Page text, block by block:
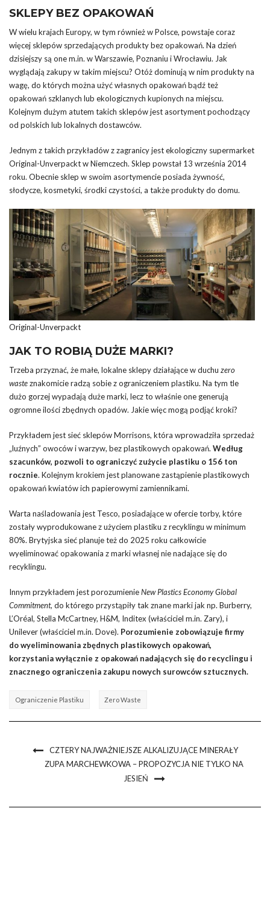
SKLEPY BEZ OPAKOWAŃ
W wielu krajach Europy, w tym również w Polsce, powstaje coraz
więcej sklepów sprzedających produkty bez opakowań. Na dzień
dzisiejszy są one m.in. w Warszawie, Poznaniu i Wrocławiu. Jak
wyglądają zakupy w takim miejscu? Otóż dominują w nim produkty na
wagę, do których można użyć własnych opakowań bądź też
opakowań szklanych lub ekologicznych kupionych na miejscu.
Kolejnym dużym atutem takich sklepów jest asortyment pochodzący
od polskich lub lokalnych dostawców.
Jednym z takich przykładów z zagranicy jest ekologiczny supermarket
Original-Unverpackt w Niemczech. Sklep powstał 13 września 2014
roku. Obecnie sklep w swoim asortymencie posiada żywność,
słodycze, kosmetyki, środki czystości, a także produkty do domu.
Original-Unverpackt
JAK TO ROBIĄ DUŻE MARKI?
Trzeba przyznać, że małe, lokalne sklepy działające w duchu zero
wasteznakomicie radzą sobie z ograniczeniem plastiku. Na tym tle
dużo gorzej wypadają duże marki, lecz to właśnie one generują
ogromne ilości zbędnych opadów. Jakie więc mogą podjąć kroki?
Przykładem jest sieć sklepów Morrisons, która wprowadziła sprzedaż
„luźnych” owoców i warzyw, bez plastikowych opakowań. Według
szacunków, pozwoli to ograniczyć zużycie plastiku o 156 ton
rocznie. Kolejnym krokiem jest planowane zastąpienie plastikowych
opakowań kwiatów ich papierowymi zamiennikami.
Warta naśladowania jest Tesco, posiadające w ofercie torby, które
zostały wyprodukowane z użyciem plastiku z recyklingu w minimum
80%. Brytyjska sieć planuje też do 2025 roku całkowicie
wyeliminować opakowania z marki własnej nie nadające się do
recyklingu.
Innym przykładem jest porozumienieNew Plastics Economy Global
Commitment, do którego przystąpiły tak znane marki jak np. Burberry,
L’Oréal, Stella McCartney, H&M, Inditex (właściciel m.in. Zary), i
Unilever (właściciel m.in. Dove). Porozumienie zobowiązuje firmy
do wyeliminowania zbędnych plastikowych opakowań,
korzystania wyłącznie z opakowań nadających się do recyclingu i
znacznego ograniczenia zakupu nowych surowców sztucznych.
Ograniczenie Plastiku Zero Waste
CZTERY NAJWAŻNIEJSZE ALKALIZUJĄCE MINERAŁY
ZUPA MARCHEWKOWA – PROPOZYCJA NIE TYLKO NA
JESIEŃ